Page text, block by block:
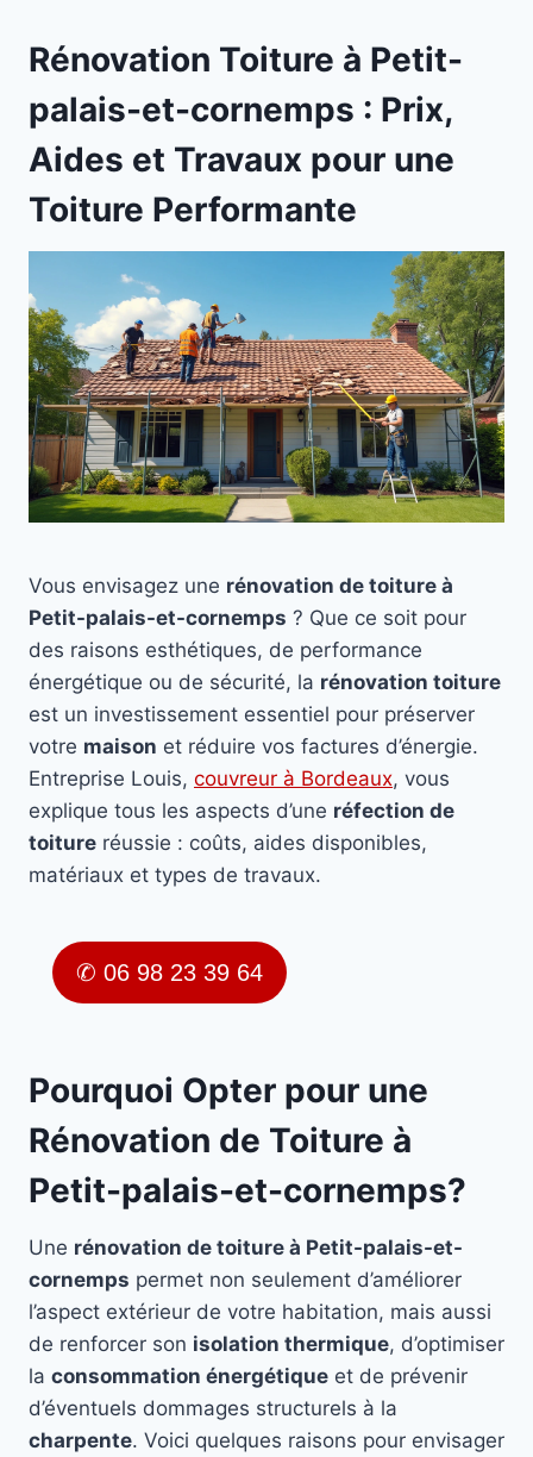
Rénovation Toiture à Petit-
palais-et-cornemps : Prix,
Aides et Travaux pour une
Toiture Performante
Vous envisagez une rénovation de toiture à
Petit-palais-et-cornemps ? Que ce soit pour
des raisons esthétiques, de performance
énergétique ou de sécurité, la rénovation toiture
est un investissement essentiel pour préserver
votre maison et réduire vos factures d’énergie.
Entreprise Louis, couvreur à Bordeaux, vous
explique tous les aspects d’une réfection de
toiture réussie : coûts, aides disponibles,
matériaux et types de travaux.
✆ 06 98 23 39 64
Pourquoi Opter pour une
Rénovation de Toiture à
Petit-palais-et-cornemps?
Une rénovation de toiture à Petit-palais-et-
cornemps permet non seulement d’améliorer
l’aspect extérieur de votre habitation, mais aussi
de renforcer son isolation thermique, d’optimiser
la consommation énergétique et de prévenir
d’éventuels dommages structurels à la
charpente. Voici quelques raisons pour envisager